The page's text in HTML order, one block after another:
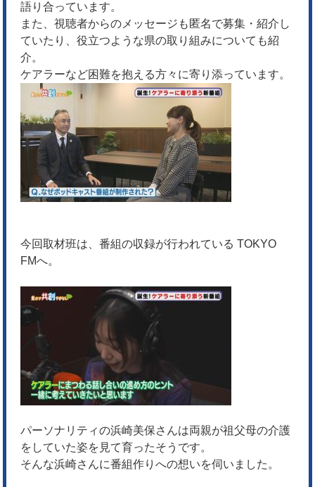
語り合っています。
また、視聴者からのメッセージも匿名で募集・紹介し
ていたり、役立つような県の取り組みについても紹
介。
ケアラーなど困難を抱える方々に寄り添っています。
今回取材班は、番組の収録が行われている TOKYO
FMへ。
パーソナリティの浜崎美保さんは両親が祖父母の介護
をしていた姿を見て育ったそうです。
そんな浜崎さんに番組作りへの想いを伺いました。